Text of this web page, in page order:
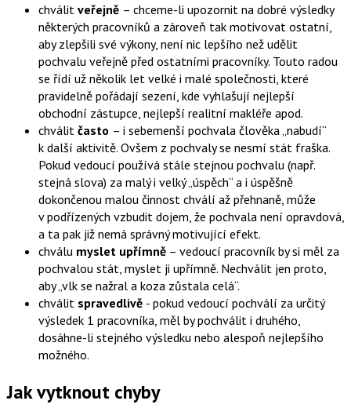
chválit veřejně – chceme-li upozornit na dobré výsledky
některých pracovníků a zároveň tak motivovat ostatní,
aby zlepšili své výkony, není nic lepšího než udělit
pochvalu veřejně před ostatními pracovníky. Touto radou
se řídí už několik let velké i malé společnosti, které
pravidelně pořádají sezení, kde vyhlašují nejlepší
obchodní zástupce, nejlepší realitní makléře apod.
chválit často – i sebemenší pochvala člověka „nabudí“
k další aktivitě. Ovšem z pochvaly se nesmí stát fraška.
Pokud vedoucí používá stále stejnou pochvalu (např.
stejná slova) za malý i velký „úspěch“ a i úspěšně
dokončenou malou činnost chválí až přehnaně, může
v podřízených vzbudit dojem, že pochvala není opravdová,
a ta pak již nemá správný motivující efekt.
chválu myslet upřímně– vedoucí pracovník by si měl za
pochvalou stát, myslet ji upřímně. Nechválit jen proto,
aby „vlk se nažral a koza zůstala celá“.
chválit spravedlivě - pokud vedoucí pochválí za určitý
výsledek 1 pracovníka, měl by pochválit i druhého,
dosáhne-li stejného výsledku nebo alespoň nejlepšího
možného.
Jak vytknout chyby